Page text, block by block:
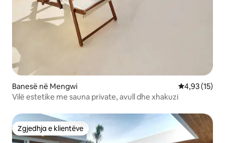
Banesë në Mengwi Vlerësimi
4,93 (15)
Vilë estetike me sauna private, avull dhe xhakuzi
Zgjedhja e klientëve
Zgjedhja e klientëve